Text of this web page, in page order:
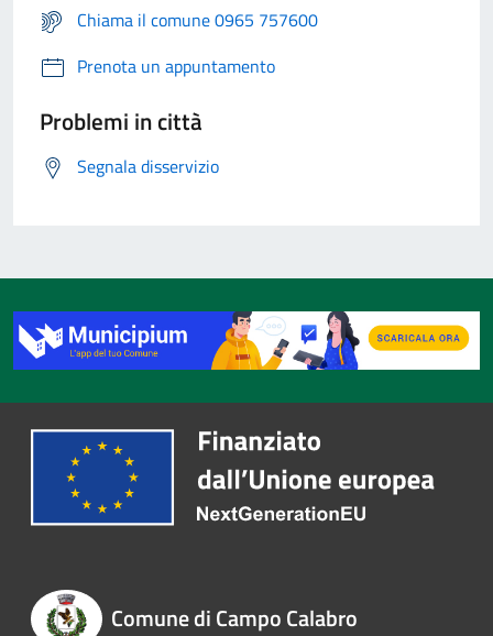
Chiama il comune 0965 757600
Prenota un appuntamento
Problemi in città
Segnala disservizio
Comune di Campo Calabro